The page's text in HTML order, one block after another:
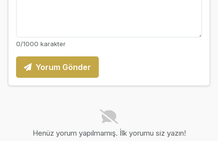
0/1000 karakter
Yorum Gönder
Henüz yorum yapılmamış. İlk yorumu siz yazın!